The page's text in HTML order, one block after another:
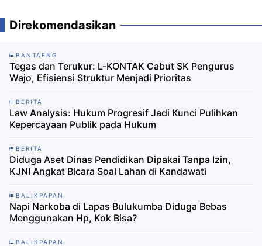
Direkomendasikan
BANTAENG
Tegas dan Terukur: L-KONTAK Cabut SK Pengurus
Wajo, Efisiensi Struktur Menjadi Prioritas
BERITA
Law Analysis: Hukum Progresif Jadi Kunci Pulihkan
Kepercayaan Publik pada Hukum
BERITA
Diduga Aset Dinas Pendidikan Dipakai Tanpa Izin,
KJNI Angkat Bicara Soal Lahan di Kandawati
BALIKPAPAN
Napi Narkoba di Lapas Bulukumba Diduga Bebas
Menggunakan Hp, Kok Bisa?
BALIKPAPAN